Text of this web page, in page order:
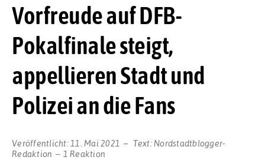
Vorfreude auf DFB-
Pokalfinale steigt,
appellieren Stadt und
Polizei an die Fans
Veröffentlicht: 11. Mai 2021 Text: Nordstadtblogger-
Redaktion
1 Reaktion